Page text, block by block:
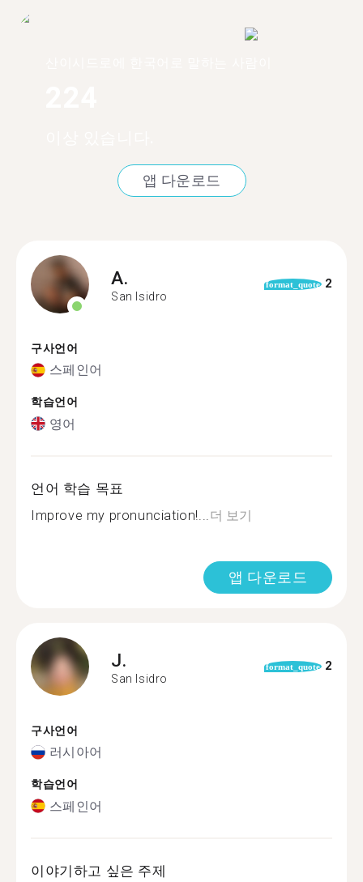
앱 다운로드
A.
San Isidro
format_quote 2
구사언어
스페인어
학습언어
영어
언어 학습 목표
Improve my pronunciation!... 더 보기
앱 다운로드
J.
San Isidro
format_quote 2
구사언어
러시아어
학습언어
스페인어
이야기하고 싶은 주제